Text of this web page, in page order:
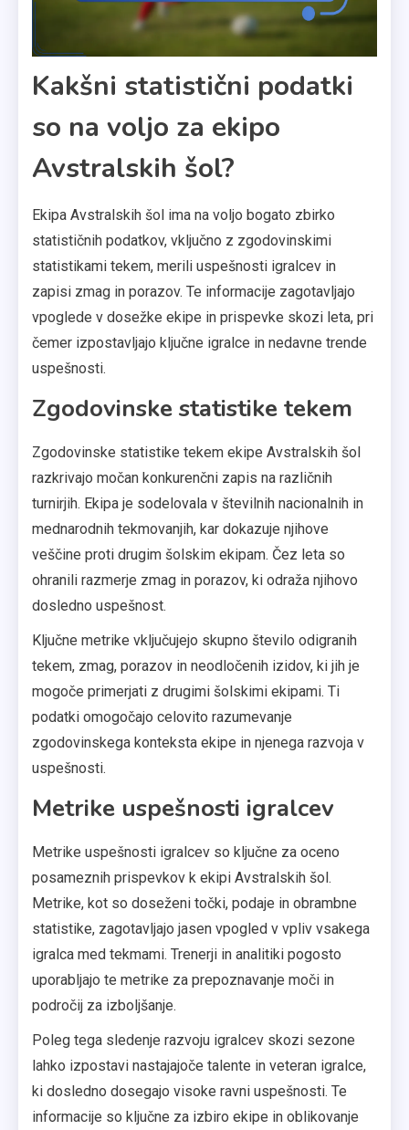
Kakšni statistični podatki
so na voljo za ekipo
Avstralskih šol?
Ekipa Avstralskih šol ima na voljo bogato zbirko
statističnih podatkov, vključno z zgodovinskimi
statistikami tekem, merili uspešnosti igralcev in
zapisi zmag in porazov. Te informacije zagotavljajo
vpoglede v dosežke ekipe in prispevke skozi leta, pri
čemer izpostavljajo ključne igralce in nedavne trende
uspešnosti.
Zgodovinske statistike tekem
Zgodovinske statistike tekem ekipe Avstralskih šol
razkrivajo močan konkurenčni zapis na različnih
turnirjih. Ekipa je sodelovala v številnih nacionalnih in
mednarodnih tekmovanjih, kar dokazuje njihove
veščine proti drugim šolskim ekipam. Čez leta so
ohranili razmerje zmag in porazov, ki odraža njihovo
dosledno uspešnost.
Ključne metrike vključujejo skupno število odigranih
tekem, zmag, porazov in neodločenih izidov, ki jih je
mogoče primerjati z drugimi šolskimi ekipami. Ti
podatki omogočajo celovito razumevanje
zgodovinskega konteksta ekipe in njenega razvoja v
uspešnosti.
Metrike uspešnosti igralcev
Metrike uspešnosti igralcev so ključne za oceno
posameznih prispevkov k ekipi Avstralskih šol.
Metrike, kot so doseženi točki, podaje in obrambne
statistike, zagotavljajo jasen vpogled v vpliv vsakega
igralca med tekmami. Trenerji in analitiki pogosto
uporabljajo te metrike za prepoznavanje moči in
področij za izboljšanje.
Poleg tega sledenje razvoju igralcev skozi sezone
lahko izpostavi nastajajoče talente in veteran igralce,
ki dosledno dosegajo visoke ravni uspešnosti. Te
informacije so ključne za izbiro ekipe in oblikovanje